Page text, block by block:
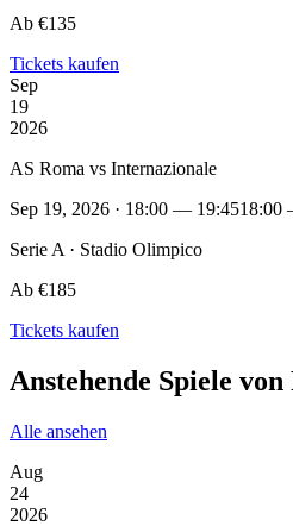
Ab €135
Tickets kaufen
Sep
19
2026
AS Roma vs Internazionale
Sep 19, 2026 · 18:00 — 19:4518:00
Serie A · Stadio Olimpico
Ab €185
Tickets kaufen
Anstehende Spiele
Alle ansehen
Aug
24
2026